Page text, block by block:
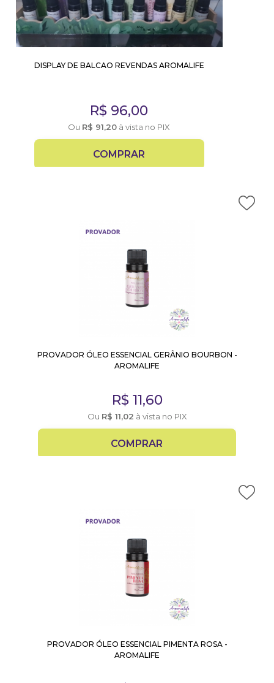
DISPLAY DE BALCAO REVENDAS AROMALIFE
R$ 96,00
Ou R$ 91,20 à vista no PIX
COMPRAR
PROVADOR ÓLEO ESSENCIAL GERÂNIO BOURBON -
AROMALIFE
R$ 11,60
Ou R$ 11,02 à vista no PIX
COMPRAR
PROVADOR ÓLEO ESSENCIAL PIMENTA ROSA -
AROMALIFE